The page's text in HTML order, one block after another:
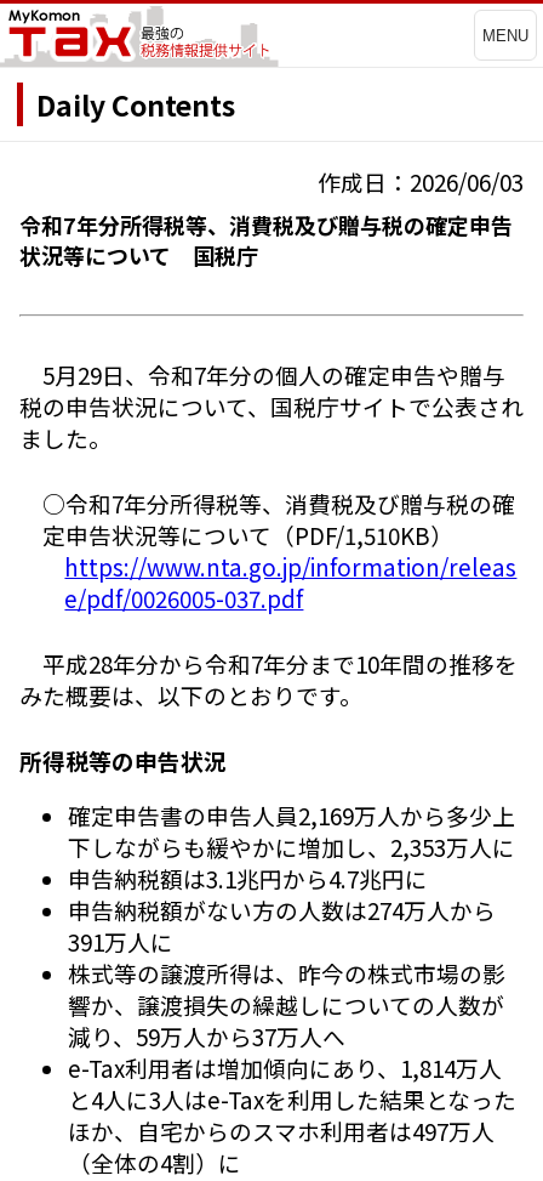
MENU
Daily Contents
作成日：2026/06/03
令和7年分所得税等、消費税及び贈与税の確定申告
状況等について 国税庁
5月29日、令和7年分の個人の確定申告や贈与
税の申告状況について、国税庁サイトで公表され
ました。
○令和7年分所得税等、消費税及び贈与税の確
定申告状況等について（PDF/1,510KB）
https://www.nta.go.jp/information/releas
e/pdf/0026005-037.pdf
平成28年分から令和7年分まで10年間の推移を
みた概要は、以下のとおりです。
所得税等の申告状況
確定申告書の申告人員2,169万人から多少上
下しながらも緩やかに増加し、2,353万人に
申告納税額は3.1兆円から4.7兆円に
申告納税額がない方の人数は274万人から
391万人に
株式等の譲渡所得は、昨今の株式市場の影
響か、譲渡損失の繰越しについての人数が
減り、59万人から37万人へ
e-Tax利用者は増加傾向にあり、1,814万人
と4人に3人はe-Taxを利用した結果となった
ほか、自宅からのスマホ利用者は497万人
（全体の4割）に